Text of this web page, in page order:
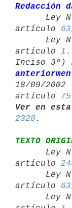
Redacción
artículo 63
artículo 1 .
Inciso 3º)
18/09/2002
artículo
75
Ver en
2328
TEXTO
artículo
artículo 63